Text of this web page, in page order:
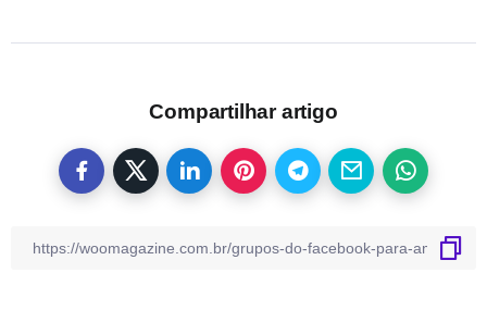
Compartilhar artigo